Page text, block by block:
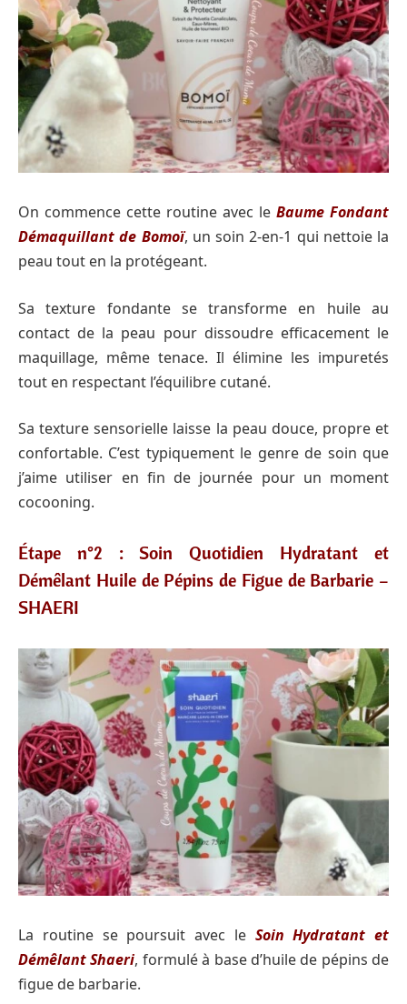
On commence cette routine avec le Baume Fondant
Démaquillant de Bomoï, un soin 2-en-1 qui nettoie la
peau tout en la protégeant.
Sa texture fondante se transforme en huile au
contact de la peau pour dissoudre efficacement le
maquillage, même tenace. Il élimine les impuretés
tout en respectant l’équilibre cutané.
Sa texture sensorielle laisse la peau douce, propre et
confortable. C’est typiquement le genre de soin que
j’aime utiliser en fin de journée pour un moment
cocooning.
Étape n°2 : Soin Quotidien Hydratant et
Démêlant Huile de Pépins de Figue de Barbarie –
SHAERI
La routine se poursuit avec le Soin Hydratant et
Démêlant Shaeri, formulé à base d’huile de pépins de
figue de barbarie.